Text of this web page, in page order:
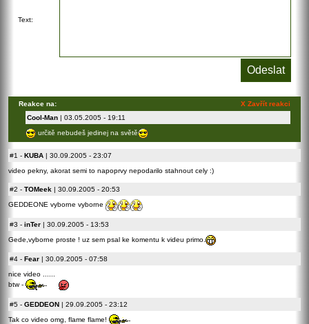
Text:
X Zavřít reakci
Reakce na:
Cool-Man | 03.05.2005 - 19:11
určitě nebudeš jedinej na světě
#1 - KUBA | 30.09.2005 - 23:07
video pekny, akorat semi to napoprvy nepodarilo stahnout cely :)
#2 - TOMeek | 30.09.2005 - 20:53
GEDDEONE vyborne vyborne
#3 - inTer | 30.09.2005 - 13:53
Gede,vyborne proste ! uz sem psal ke komentu k videu primo.
#4 - Fear | 30.09.2005 - 07:58
nice video ......
btw -
#5 - GEDDEON | 29.09.2005 - 23:12
Tak co video omg, flame flame!